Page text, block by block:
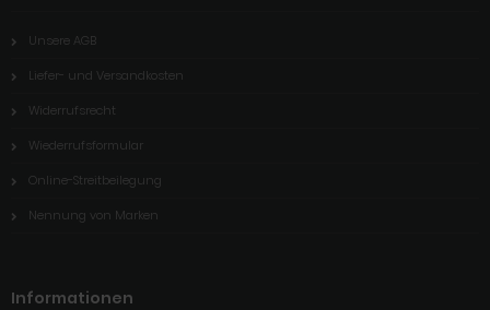
Unsere AGB
Liefer- und Versandkosten
Widerrufsrecht
Wiederrufsformular
Online-Streitbeilegung
Nennung von Marken
Informationen